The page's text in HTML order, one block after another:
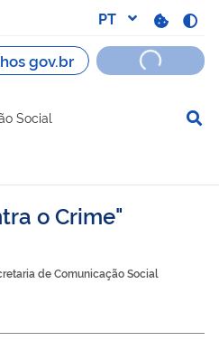
Social
o Crime
de Comunicação Social